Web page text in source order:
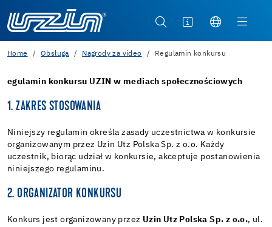
Home Obsługa Nagrody za video Regulamin konkursu
egulamin konkursu UZIN w mediach społecznościowych
1. ZAKRES STOSOWANIA
Niniejszy regulamin określa zasady uczestnictwa w konkursie
organizowanym przez Uzin Utz Polska Sp. z o.o. Każdy
uczestnik, biorąc udział w konkursie, akceptuje postanowienia
niniejszego regulaminu.
2. ORGANIZATOR KONKURSU
Konkurs jest organizowany przez Uzin Utz Polska Sp. z o.o., ul.